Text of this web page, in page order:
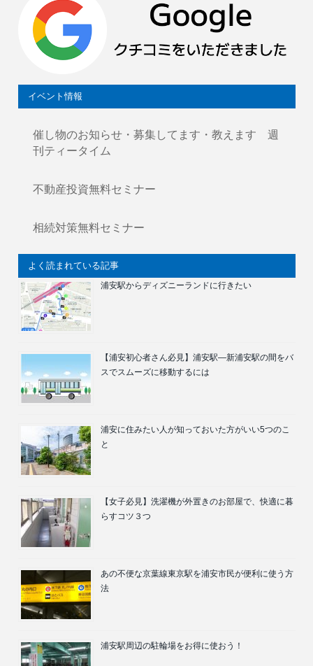
イベント情報
催し物のお知らせ・募集してます・教えます 週
刊ティータイム
不動産投資無料セミナー
相続対策無料セミナー
よく読まれている記事
浦安駅からディズニーランドに行きたい
【浦安初心者さん必見】浦安駅―新浦安駅の間をバ
スでスムーズに移動するには
浦安に住みたい人が知っておいた方がいい5つのこ
と
【女子必見】洗濯機が外置きのお部屋で、快適に暮
らすコツ３つ
あの不便な京葉線東京駅を浦安市民が便利に使う方
法
浦安駅周辺の駐輪場をお得に使おう！